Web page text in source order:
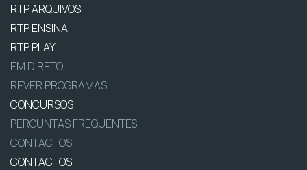
RTP ARQUIVOS
RTP ENSINA
RTP PLAY
EM DIRETO
REVER PROGRAMAS
CONCURSOS
PERGUNTAS FREQUENTES
CONTACTOS
CONTACTOS